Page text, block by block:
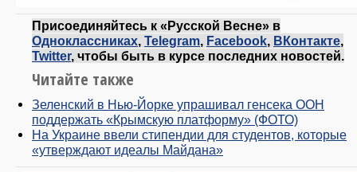
Присоединяйтесь к «Русской Весне» в
Одноклассниках, Telegram, Facebook, ВКонтакте,
Twitter, чтобы быть в курсе последних новостей.
Читайте также
Зеленский в Нью-Йорке упрашивал генсека ООН
поддержать «Крымскую платформу» (ФОТО)
На Украине ввели стипендии для студентов, которые
«утверждают идеалы Майдана»